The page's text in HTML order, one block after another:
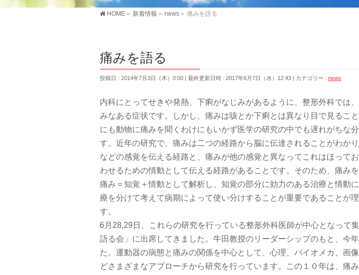
HOME » 新着情報 » news » 痛みを語る
痛みを語る
投稿日 : 2014年7月3日（木）0:00 最終更新日時 : 2017年6月7日（水）12:43 カテゴリー : news
内科にとってせきや発熱、下痢がなじみがあるように、整形外科では
みなある症状です。しかし、痛みは咳とか下痢とは異なり目で見るこ
にも動物に痛みを聞くわけにもいかず医学の研究の中でも遅れがちな
す。近年の研究で、痛みは二つの経路から脳に伝達されることがわか
などの感覚を伝える経路と、痛みが他の感覚と異なってこれはほって
わせるための情動として伝える経路があることです。そのため、痛みを
痛み＝知覚＋情動として解析し、知覚の部分に効力のある治療と情動
療を分けて考えて病期によって使い分けすることが重要であることが
す。
6月28,29日、これらの研究を行っている整形外科医師が中心となって
語る会」に出席してきました。牛田教授のリーダーシップのもと、今
た。運動器の病態と痛みの関係を中心として、心理、バイオメカ、画
どさまざまなアプローチから研究を行っています。この１０年は、痛